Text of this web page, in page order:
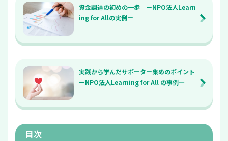
資金調達の初めの一歩 ーNPO法人Learn
ing for Allの実例ー
実践から学んだサポーター集めのポイント
ーNPO法人Learning for All の事例―
目次